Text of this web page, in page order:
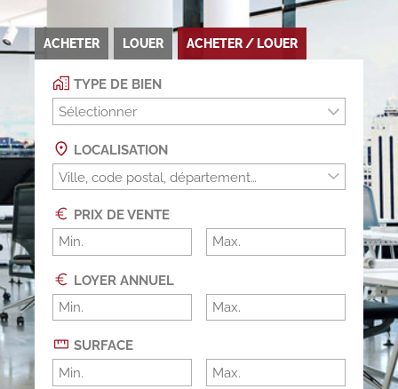
ACHETER LOUER ACHETER / LOUER
TYPE DE BIEN
Sélectionner
LOCALISATION
PRIX DE VENTE
LOYER ANNUEL
SURFACE